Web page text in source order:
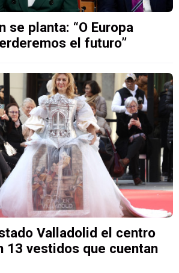
se planta: “O Europa
el futuro”
Valladolid el centro
13 vestidos que cuentan